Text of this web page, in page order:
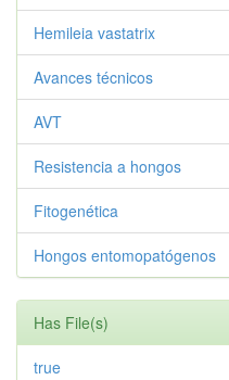
Hemileia vastatrix
Avances técnicos
AVT
Resistencia a hongos
Fitogenética
Hongos entomopatógenos
Has File(s)
true